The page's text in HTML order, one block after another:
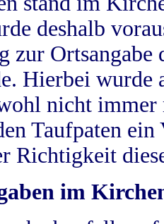
deshalb
zur
Hierbei wurde
nicht
Taufpaten
Richtigkeit
im